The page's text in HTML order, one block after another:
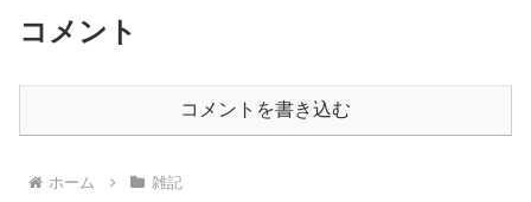
コメント
コメントを書き込む
ホーム 雑記